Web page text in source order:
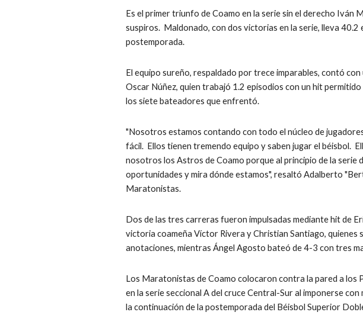
Es el primer triunfo de Coamo en la serie sin el derecho Iván
suspiros.  Maldonado, con dos victorias en la serie, lleva
postemporada.
El equipo sureño, respaldado por trece imparables, contó
Oscar Núñez, quien trabajó 1.2 episodios con un hit
los siete bateadores que enfrentó.
"Nosotros estamos contando con todo el núcleo de
fácil.  Ellos tienen tremendo equipo y saben jugar el béisbol.
nosotros los Astros de Coamo porque al principio de la serie
oportunidades y mira dónde estamos", resaltó Adalberto
Maratonistas.
Dos de las tres carreras fueron impulsadas mediante hit de
victoria coameña Víctor Rivera y Christian Santiago, quienes
anotaciones, mientras Ángel Agosto bateó de 4-3 con tres
Los Maratonistas de Coamo colocaron contra la pared a los
en la serie seccional A del cruce Central-Sur al imponerse
la continuación de la postemporada del Béisbol Superior